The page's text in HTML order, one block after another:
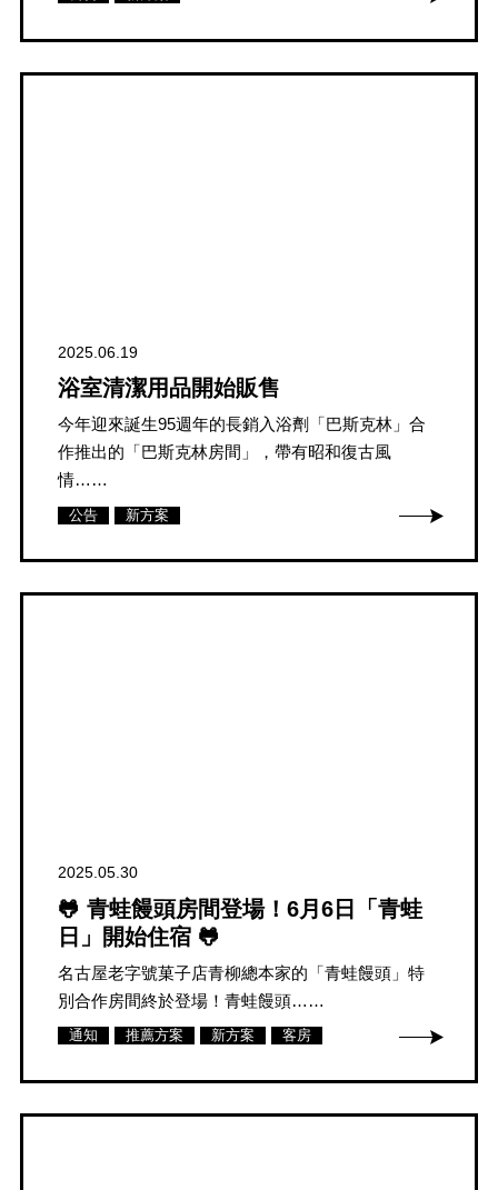
2025.06.19
浴室清潔用品開始販售
今年迎來誕生95週年的長銷入浴劑「巴斯克林」合
作推出的「巴斯克林房間」，帶有昭和復古風
情……
公告 新方案
2025.05.30
🐸 青蛙饅頭房間登場！6月6日「青蛙
日」開始住宿 🐸
名古屋老字號菓子店青柳總本家的「青蛙饅頭」特
別合作房間終於登場！青蛙饅頭……
通知 推薦方案 新方案 客房